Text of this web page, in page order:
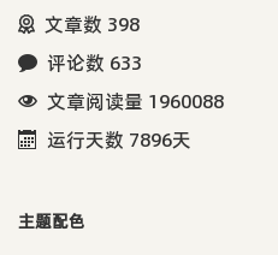
文章数 398
评论数 633
文章阅读量 1960088
运行天数 7896天
主题配色